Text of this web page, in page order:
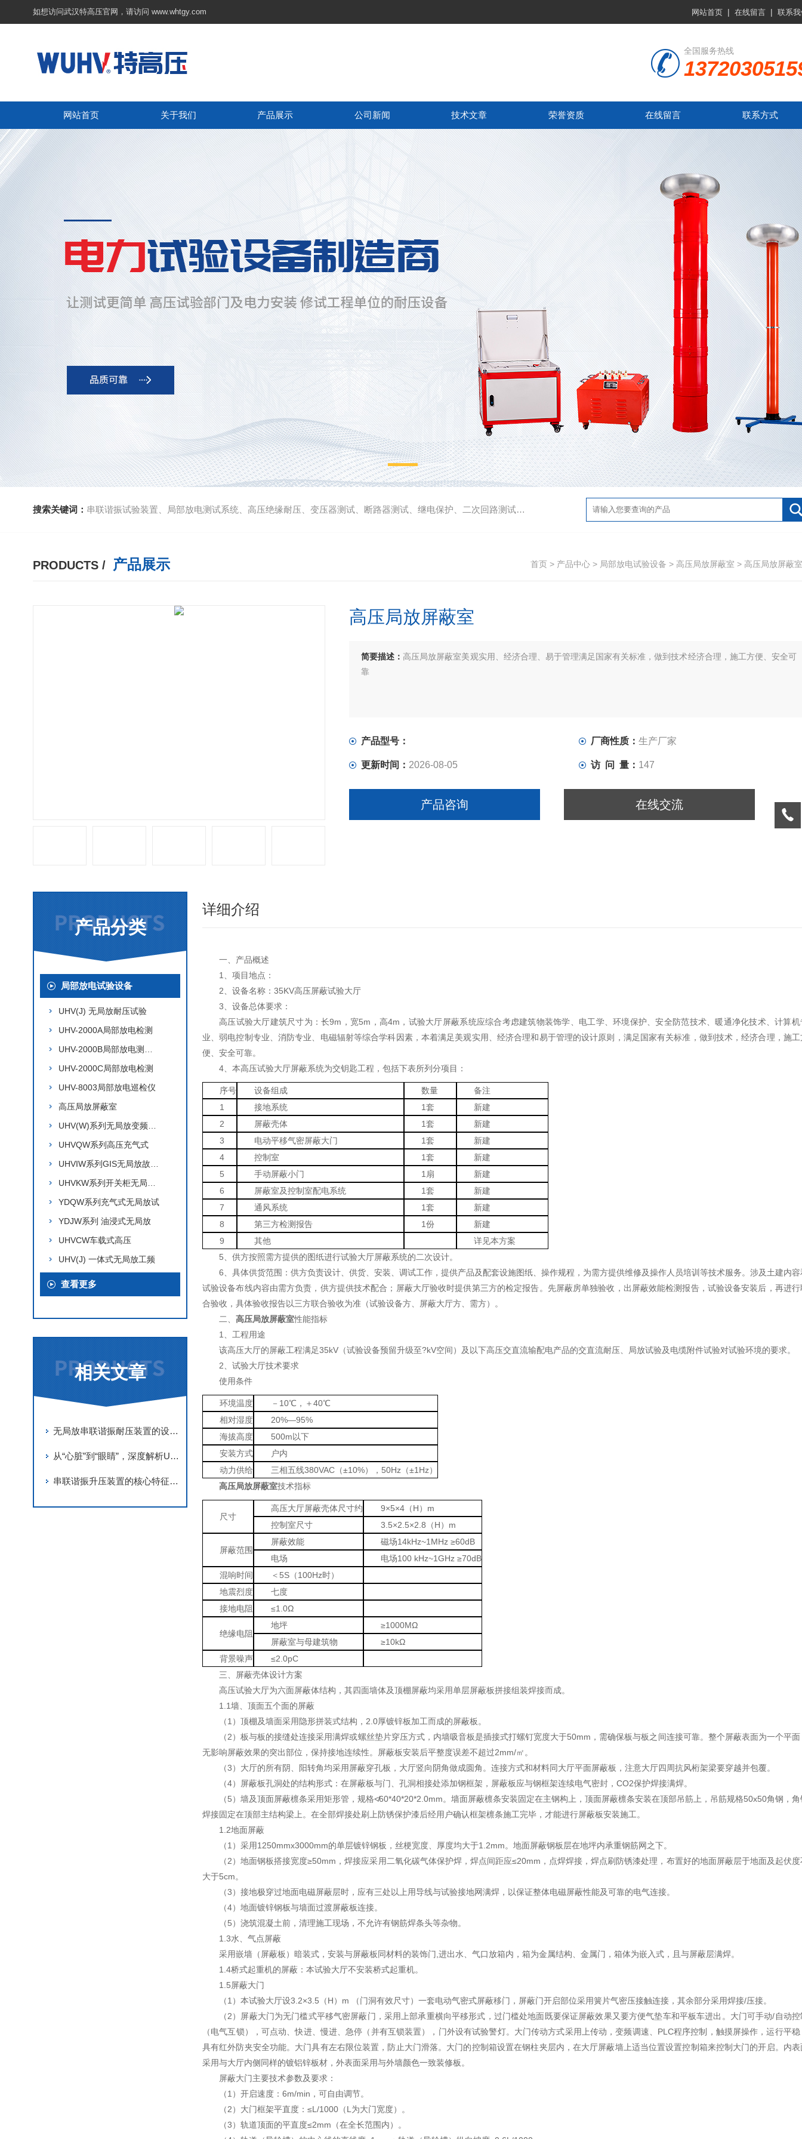
如想访问武汉特高压官网，请访问 www.whtgy.com 网站首页 | 在线留言 | 联系
全国服务热线
网站首页 关于我们 产品展示 公司新闻 技术文章 荣誉资质 在线留言 联系方式
搜索关键词： 串联谐振试验装置、局部放电测试系统、高压绝缘耐压、变压器测试、断路器测试、继电保护、二次回路测试、电
PRODUCTS / 产品展示 首页 > 产品中心 > 局部放电试验设备 > 高压局放屏蔽室 > 高压局放屏蔽室
高压局放屏蔽室
简要描述： 高压局放屏蔽室美观实用、经济合理、易于管理满足国家有关标准，做到技术经济合理，施工方便、安全可
靠
产品型号： 厂商性质： 生产厂家
更新时间： 2026-08-05 访 问 量： 147
产品咨询 在线交流
产品分类
局部放电试验设备
UHV(J) 无局放耐压试验
UHV-2000A局部放电检测
UHV-2000C局部放电检测
UHV-8003局部放电巡检仪
高压局放屏蔽室
UHVQW系列高压充气式
YDQW系列充气式无局放试
YDJW系列 油浸式无局放
UHVCW车载式高压
UHV(J) 一体式无局放工频
查看更多
相关文章
无局放串联谐振耐压装置的设计原理与“零局放“指标实现的关键技术
从“心脏”到“眼睛”，深度解析UHV电缆交流耐压串联谐振的精密结构
串联谐振升压装置的核心特征深度解析
详细介绍
一、产品概述
1、项目地点：
2、设备名称：35KV高压屏蔽试验大厅
3、设备总体要求：
高压试验大厅建筑尺寸为：长9m，宽5m，高4m，试验大厅屏蔽系统应综合考虑建筑物装饰学、电工学、环境保护、安全防范技术、暖通净化技术、计算机
业、弱电控制专业、消防专业、电磁辐射等综合学科因素，本着满足美观实用、经济合理和易于管理的设计原则，满足国家有关标准，做到技术，经济合理，施工
便、安全可靠。
4、本高压试验大厅屏蔽系统为交钥匙工程，包括下表所列分项目：
序号 设备组成 数量
备注
1
接地系统 1套
新建
2
屏蔽壳体 1套
新建
3
电动平移气密屏蔽大门 1套
新建
4
控制室 1套
新建
5
手动屏蔽小门 1扇
新建
6
屏蔽室及控制室配电系统 1套
新建
7
通风系统 1套
新建
8
第三方检测报告 1份
新建
9
其他
详见本方案
5、供方按照需方提供的图纸进行试验大厅屏蔽系统的二次设计。
6、具体供货范围：供方负责设计、供货、安装、调试工作，提供产品及配套设施图纸、操作规程，为需方提供维修及操作人员培训等技术服务。涉及土建内容
试验设备布线内容由需方负责，供方提供技术配合；屏蔽大厅验收时提供第三方的检定报告。先屏蔽房单独验收，出屏蔽效能检测报告，试验设备安装后，再进行
合验收，具体验收报告以三方联合验收为准（试验设备方、屏蔽大厅方、需方）。
二、 高压局放屏蔽室性能指标
1、工程用途
该高压大厅的屏蔽工程满足35kV（试验设备预留升级至?kV空间）及以下高压交直流输配电产品的交直流耐压、局放试验及电缆附件试验对试验环境的要求。
2、试验大厅技术要求
使用条件
环境温度
－10℃，＋40℃
相对湿度
20%—95%
海拔高度
500m以下
安装方式
户内
动力供给
三相五线380VAC（±10%），50Hz（±1Hz）
高压局放屏蔽室技术指标
尺寸
高压大厅屏蔽壳体尺寸约
9×5×4（H）m
控制室尺寸
3.5×2.5×2.8（H）m
屏蔽范围
屏蔽效能
磁场14kHz~1MHz ≥60dB
电场
电场100 kHz~1GHz ≥70dB
混响时间
＜5S（100Hz时）
地震烈度
七度
接地电阻
≤1.0Ω
绝缘电阻
地坪
≥1000MΩ
屏蔽室与母建筑物
≥10kΩ
背景噪声
≤2.0pC
三、屏蔽壳体设计方案
高压试验大厅为六面屏蔽体结构，其四面墙体及顶棚屏蔽均采用单层屏蔽板拼接组装焊接而成。
1.1墙、顶面五个面的屏蔽
（1）顶棚及墙面采用隐形拼装式结构，2.0厚镀锌板加工而成的屏蔽板。
（2）板与板的接缝处连接采用满焊或螺丝垫片穿压方式，内墙吸音板是插接式打螺钉宽度大于50mm，需确保板与板之间连接可靠。整个屏蔽表面为一个平面
无影响屏蔽效果的突出部位，保持接地连续性。屏蔽板安装后平整度误差不超过2mm/㎡。
（3）大厅的所有阴、阳转角均采用屏蔽穿孔板，大厅竖向阴角做成圆角。连接方式和材料同大厅平面屏蔽板，注意大厅四周抗风桁架梁要穿越并包覆。
（4）屏蔽板孔洞处的结构形式：在屏蔽板与门、孔洞相接处添加钢框架，屏蔽板应与钢框架连续电气密封，CO2保护焊接满焊。
（5）墙及顶面屏蔽檩条采用矩形管，规格≮60*40*20*2.0mm。墙面屏蔽檩条安装固定在主钢构上，顶面屏蔽檩条安装在顶部吊筋上，吊筋规格50x50角钢，角
焊接固定在顶部主结构梁上。在全部焊接处刷上防锈保护漆后经用户确认框架檩条施工完毕，才能进行屏蔽板安装施工。
1.2地面屏蔽
（1）采用1250mmx3000mm的单层镀锌钢板，丝梗宽度、厚度均大于1.2mm。地面屏蔽钢板层在地坪内承重钢筋网之下。
（2）地面钢板搭接宽度≥50mm，焊接应采用二氧化碳气体保护焊，焊点间距应≤20mm，点焊焊接，焊点刷防锈漆处理，布置好的地面屏蔽层于地面及起伏度
大于5cm。
（3）接地极穿过地面电磁屏蔽层时，应有三处以上用导线与试验接地网满焊，以保证整体电磁屏蔽性能及可靠的电气连接。
（4）地面镀锌钢板与墙面过渡屏蔽板连接。
（5）浇筑混凝土前，清理施工现场，不允许有钢筋焊条头等杂物。
1.3水、气点屏蔽
采用嵌墙（屏蔽板）暗装式，安装与屏蔽板同材料的装饰门,进出水、气口放箱内，箱为金属结构、金属门，箱体为嵌入式，且与屏蔽层满焊。
1.4桥式起重机的屏蔽：本试验大厅不安装桥式起重机。
1.5屏蔽大门
（1）本试验大厅设3.2×3.5（H）m （门洞有效尺寸）一套电动气密式屏蔽移门，屏蔽门开启部位采用簧片气密压接触连接，其余部分采用焊接/压接。
（2）屏蔽大门为无门槛式平移气密屏蔽门，采用上部承重横向平移形式，过门槛处地面既要保证屏蔽效果又要方便气垫车和平板车进出。大门可手动/自动控
（电气互锁），可点动、快进、慢进、急停（并有互锁装置），门外设有试验警灯。大门传动方式采用上传动，变频调速、PLC程序控制，触摸屏操作，运行平稳
具有红外防夹安全功能。大门具有左右限位装置，防止大门滑落。大门的控制箱设置在钢柱夹层内，在大厅屏蔽墙上适当位置设置控制箱来控制大门的开启。内表
采用与大厅内侧同样的镀铝锌板材，外表面采用与外墙颜色一致装修板。
屏蔽大门主要技术参数及要求：
（1）开启速度：6m/min，可自由调节。
（2）大门框架平直度：≤L/1000（L为大门宽度）。
（3）轨道顶面的平直度≤2mm（在全长范围内）。